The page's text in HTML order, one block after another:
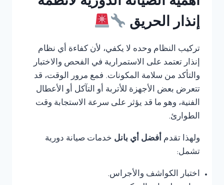
أهمية الصيانة الدورية لأنظمة
إنذار الحريق
تركيب النظام وحده لا يكفي، لأن كفاءة أي نظام
إنذار تعتمد على الاستمرارية في الفحص والاختبار
والتأكد من سلامة المكونات. فمع مرور الوقت، قد
تتعرض بعض الأجهزة للأتربة أو التآكل أو الأعطال
الفنية، وهو ما قد يؤثر على سرعة الاستجابة وقت
الطوارئ.
ولهذا تقدم أفضل أي بانل خدمات صيانة دورية
تشمل:
اختبار الكواشف والأجراس.